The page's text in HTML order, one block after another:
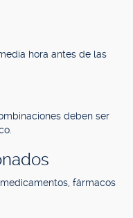
hora antes de las
deben ser
fármacos